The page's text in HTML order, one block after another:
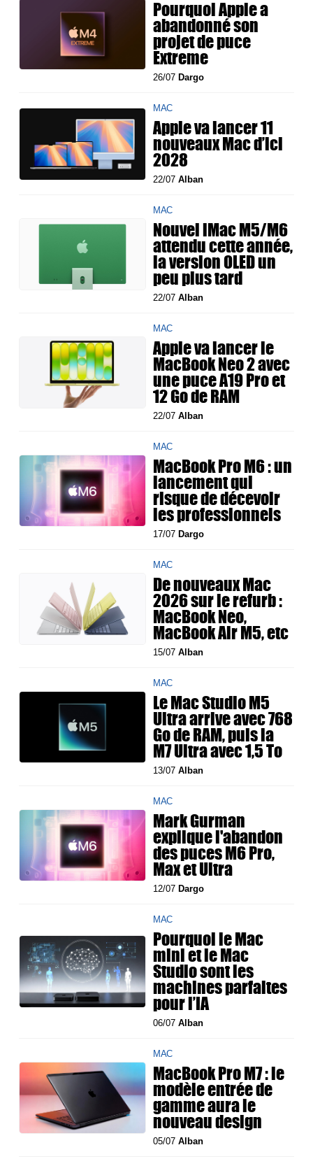
Pourquoi Apple a
abandonné son
projet de puce
Extreme
26/07 Dargo
MAC
Apple va lancer 11
nouveaux Mac d’ici
2028
22/07Alban
MAC
Nouvel iMac M5/M6
attendu cette année,
la version OLED un
peu plus tard
22/07Alban
MAC
Apple va lancer le
MacBook Neo 2 avec
une puce A19 Pro et
12 Go de RAM
22/07Alban
MAC
MacBook Pro M6 : un
lancement qui
risque de décevoir
les professionnels
17/07 Dargo
MAC
De nouveaux Mac
2026 sur le refurb :
MacBook Neo,
MacBook Air M5, etc
15/07Alban
MAC
Le Mac Studio M5
Ultra arrive avec 768
Go de RAM, puis la
M7 Ultra avec 1,5 To
13/07Alban
MAC
Mark Gurman
explique l'abandon
des puces M6 Pro,
Max et Ultra
12/07 Dargo
MAC
Pourquoi le Mac
mini et le Mac
Studio sont les
machines parfaites
pour l’IA
06/07Alban
MAC
MacBook Pro M7 : le
modèle entrée de
gamme aura le
nouveau design
05/07Alban